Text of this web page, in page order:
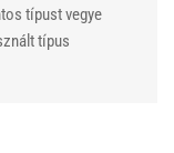
típust vegye
típus